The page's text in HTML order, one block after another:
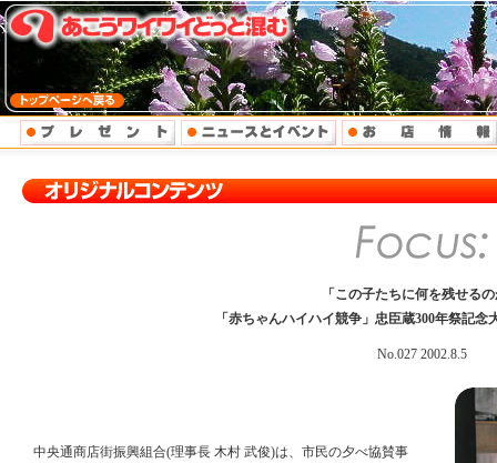
「この子たちに何を残せる
「赤ちゃんハイハイ競争」忠臣蔵300年祭記
No.027 2002.8.5
中央通商店街振興組合(理事長 木村 武俊)は、市民の夕べ協賛事